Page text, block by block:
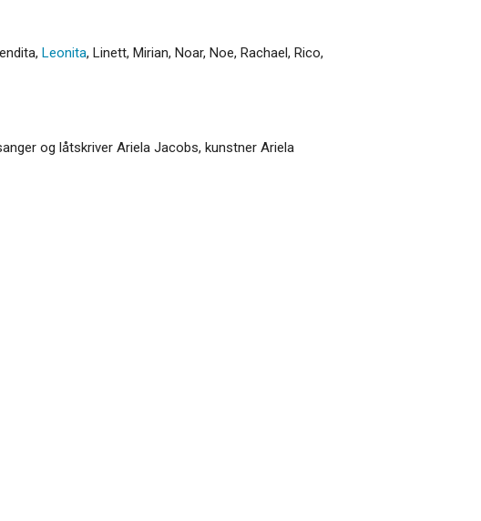
, Leonita, Linett, Mirian, Noar, Noe, Rachael, Rico,
og låtskriver Ariela Jacobs, kunstner Ariela